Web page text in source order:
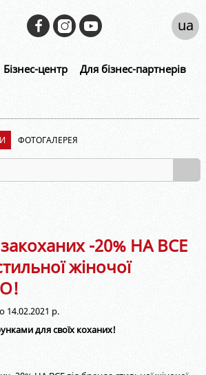
Бізнес-центр Для бізнес-партнерів
ua
ФОТОГАЛЕРЕЯ
-20% НА ВСЕ
жіночої
14.02.2021 р.
для своїх коханих!